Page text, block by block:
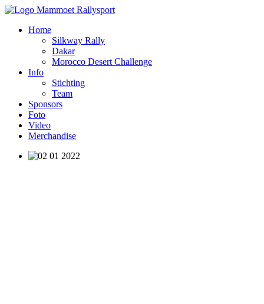
Home
Silkway Rally
Dakar
Morocco Desert Challenge
Info
Stichting
Team
Sponsors
Foto
Video
Merchandise